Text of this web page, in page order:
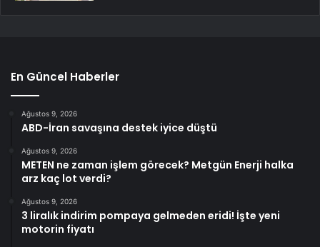
En Güncel Haberler
Ağustos 9, 2026
ABD-İran savaşına destek iyice düştü
Ağustos 9, 2026
METEN ne zaman işlem görecek? Metgün Enerji halka
arz kaç lot verdi?
Ağustos 9, 2026
3 liralık indirim pompaya gelmeden eridi! İşte yeni
motorin fiyatı